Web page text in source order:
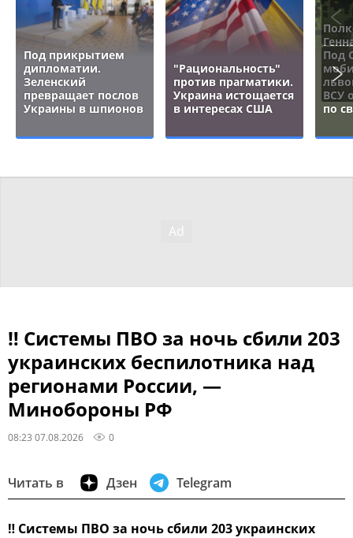
Под прикрытием
дипломатии.
Зеленский
превращает послов
Украины в шпионов
"Рациональность"
против прагматики.
Украина истощается
в интересах США
Под
ВСУ
по
‼ Системы ПВО за ночь сбили 203
украинских беспилотника над
регионами России, —
Минобороны РФ
08:23 07.08.2026 0
Читать в Дзен Telegram
‼ Системы ПВО за ночь сбили 203 украинских